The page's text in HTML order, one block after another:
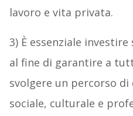
lavoro e vita privata.
3) È essenziale
al fine di garantire a
svolgere un percorso
sociale, culturale e